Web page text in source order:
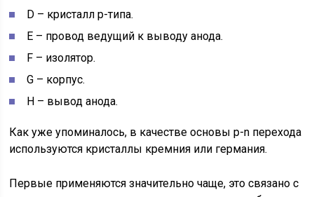
D – кристалл р-типа.
E – провод ведущий к выводу анода.
F – изолятор.
G – корпус.
H – вывод анода.
Как уже упоминалось, в качестве основы р-n перехода
используются кристаллы кремния или германия.
Первые применяются значительно чаще, это связано с